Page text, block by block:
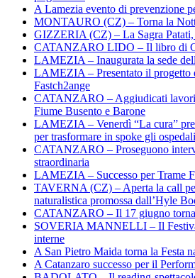
A Lamezia evento di prevenzione
MONTAURO (CZ) – Torna la
GIZZERIA (CZ) – La Sagra
CATANZARO LIDO – Il libro di
LAMEZIA – Inaugurata la sede
LAMEZIA – Presentato il progetto
Fastch2ange
CATANZARO – Aggiudicati lavori
Fiume Busento e Barone
LAMEZIA – Venerdì “La cura”
per trasformare in spoke gli
CATANZARO – Proseguono
straordinaria
LAMEZIA – Successo per Trame
TAVERNA (CZ) – Aperta la call
naturalistica promossa dall’Hyle
CATANZARO – Il 17 giugno
SOVERIA MANNELLI – Il
interne
A San Pietro Maida torna la Festa
A Catanzaro successo per il